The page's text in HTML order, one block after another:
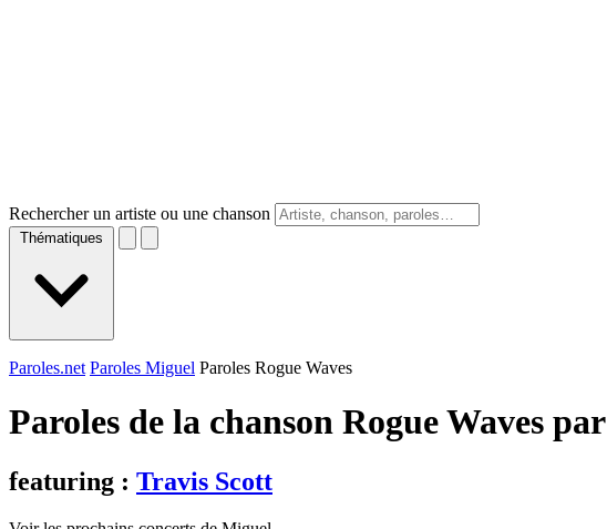
Rechercher un artiste ou une chanson
Thématiques
Paroles.net Paroles Miguel Paroles Rogue Waves
Paroles de la chanson Rogue Waves par
featuring : Travis Scott